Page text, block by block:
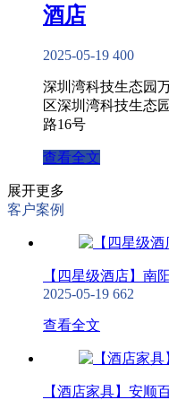
酒店
2025-05-19 400
深圳湾科技生态园
区深圳湾科技生态
路16号
查看全文
展开更多
客户案例
【四星级酒店】南
2025-05-19 662
查看全文
【酒店家具】安顺